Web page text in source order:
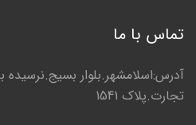
تماس با ما
آدرس:اسلامشهر.بلوار بسیج.نرسیده
تجارت.پلاک 1541